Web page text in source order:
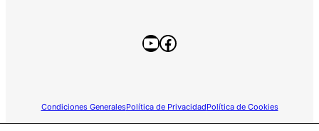
YouTube
Facebook
Condiciones GeneralesPolítica de PrivacidadPolítica de Cookies